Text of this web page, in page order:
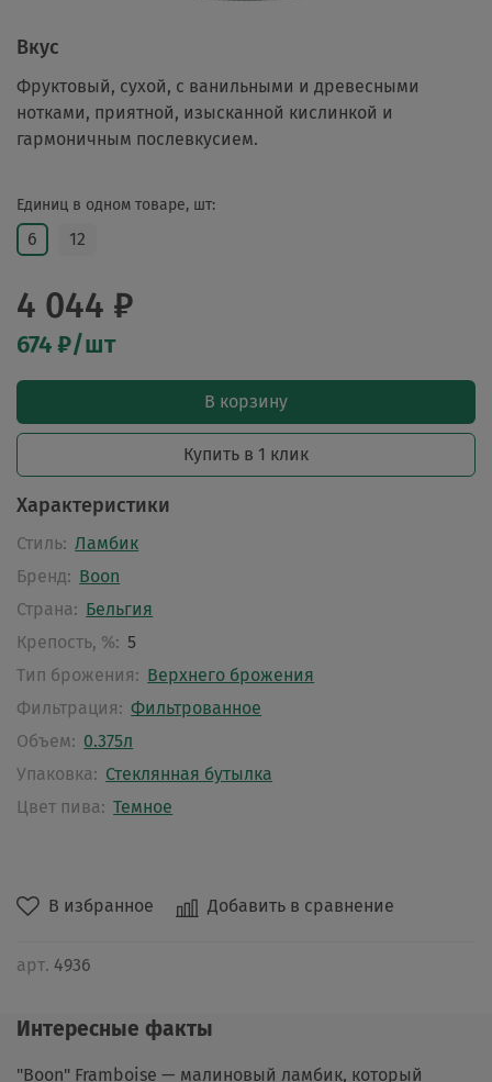
В избранное Добавить в сравнение
арт. 4936
Единиц в одном товаре, шт:
6 12
4 044 ₽
674 ₽/шт
В корзину
Купить в 1 клик
Характеристики
Стиль: Ламбик
Бренд: Boon
Страна: Бельгия
Крепость, %: 5
Тип брожения: Верхнего брожения
Фильтрация: Фильтрованное
Объем: 0.375л
Упаковка: Стеклянная бутылка
Цвет пива: Темное
Вкус
Фруктовый, сухой, с ванильными и древесными
нотками, приятной, изысканной кислинкой и
гармоничным послевкусием.
Интересные факты
"Boon" Framboise — малиновый ламбик, который